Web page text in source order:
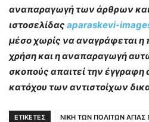
αναπαραγωγή των άρθρων
ιστοσελίδας aparaskevi-
μέσο χωρίς να αναγράφεται η
χρήση και η αναπαραγωγή
σκοπούς απαιτεί την έγγραφη
κατόχου των αντιστοίχων
ΕΤΙΚΕΤΕΣ ΝΙΚΗ ΤΩΝ ΠΟΛΙΤΩΝ